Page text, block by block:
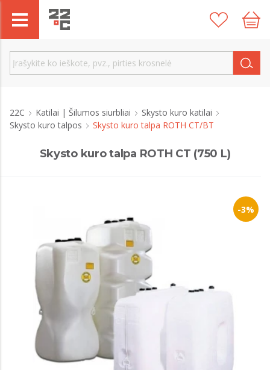
22C Katilai | Šilumos siurbliai
Skysto kuro katilai
Skysto kuro talpos
Skysto kuro talpa ROTH CT/BT
Skysto kuro talpa ROTH CT (750 L)
-3%